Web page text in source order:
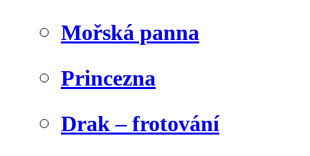
Mořská panna
Princezna
Drak – frotování